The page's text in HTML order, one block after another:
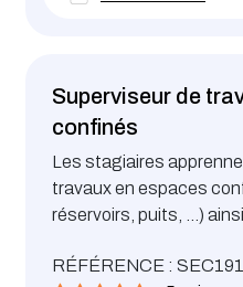
Superviseur de
confinés
Les stagiaires
travaux en espaces
réservoirs, puits, ...)
prévoir.
RÉFÉRENCE : SEC191